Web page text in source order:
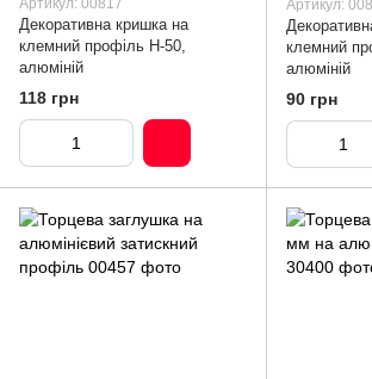
Артикул: 00817
Декоративна кришка на
клемний профіль H-50,
алюміній
118 грн
Артикул:
клемний
алюміній
90 грн